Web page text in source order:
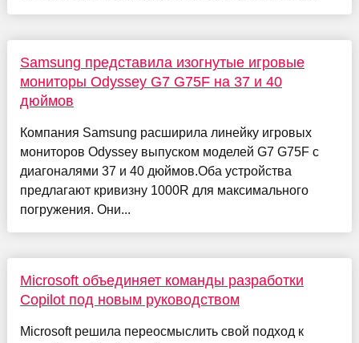
Samsung представила изогнутые игровые
мониторы Odyssey G7 G75F на 37 и 40
дюймов
Компания Samsung расширила линейку игровых
мониторов Odyssey выпуском моделей G7 G75F с
диагоналями 37 и 40 дюймов.Оба устройства
предлагают кривизну 1000R для максимального
погружения. Они...
Microsoft объединяет команды разработки
Copilot под новым руководством
Microsoft решила переосмыслить свой подход к